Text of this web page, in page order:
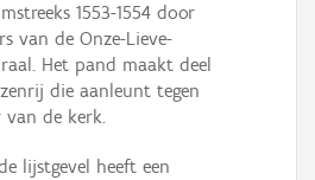
1553-1554 door
van de Onze-Lieve-
Het pand maakt deel
die aanleunt tegen
de kerk.
lijstgevel heeft een